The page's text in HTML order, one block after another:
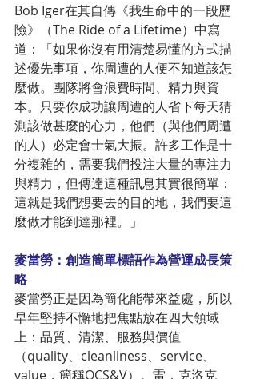
Bob Iger在其自傳《我生命中的一段歷
險》（The Ride of a Lifetime）中寫
道：「如果你沒有用清楚易懂的方式描
述優先事項，你周遭的人便不知道該怎
麼做。團隊將會浪費時間、精力與資
本。只要你成功讓周遭的人省下每天猜
測該做甚麼的心力，他們（與他們周遭
的人）必定會士氣大振。許多工作是十
分複雜的，需要我們投注大量的專注力
與精力，但傳達這種訊息其實很簡單：
這就是我們想要去的目的地，我們要這
麼做才能到達那裡。」
麥當勞：創造簡單標語作為營運成長策
略
麥當勞正是因為簡化能帶來益處，所以
早年堅持不懈地把焦點放在四大領域
上：品質、清潔、服務與價值
（quality、cleanliness、service、
value，簡稱QCS&V）。雷．克洛克